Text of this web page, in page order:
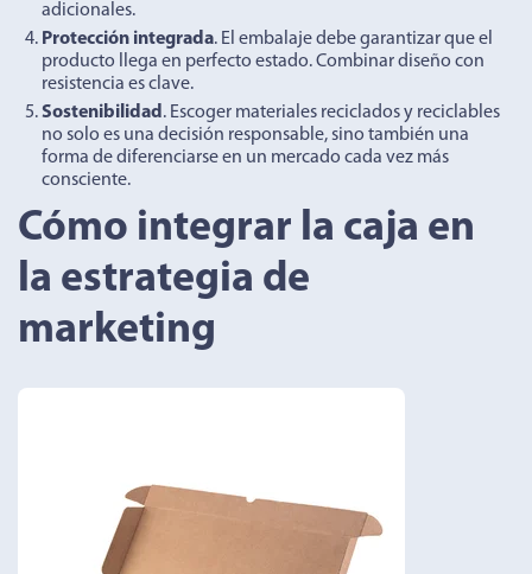
adicionales.
Protección integrada. El embalaje debe garantizar que el
producto llega en perfecto estado. Combinar diseño con
resistencia es clave.
Sostenibilidad . Escoger materiales reciclados y reciclables
no solo es una decisión responsable, sino también una
forma de diferenciarse en un mercado cada vez más
consciente.
Cómo integrar la caja en
la estrategia de
marketing